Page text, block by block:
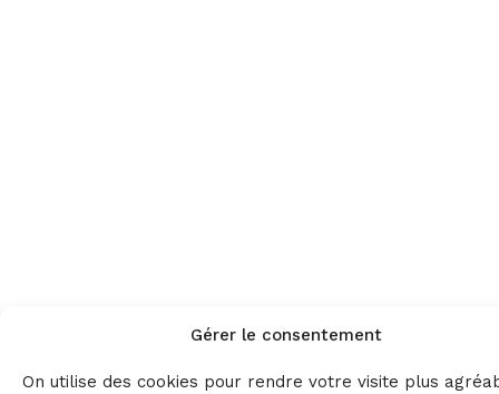
Gérer le consentement
On utilise des cookies pour rendre votre visite plus